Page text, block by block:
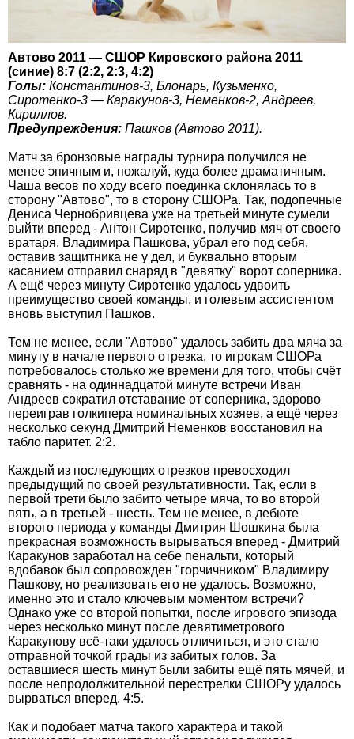
Автово 2011 — СШОР Кировского района 2011
(синие) 8:7 (2:2, 2:3, 4:2)
Голы: Константинов-3, Блонарь, Кузьменко,
Сиротенко-3 — Каракунов-3, Неменков-2, Андреев,
Кириллов.
Предупреждения: Пашков (Автово 2011).
Матч за бронзовые награды турнира получился не
менее эпичным и, пожалуй, куда более драматичным.
Чаша весов по ходу всего поединка склонялась то в
сторону "Автово", то в сторону СШОРа. Так, подопечные
Дениса Чернобривцева уже на третьей минуте сумели
выйти вперед - Антон Сиротенко, получив мяч от своего
вратаря, Владимира Пашкова, убрал его под себя,
оставив защитника не у дел, и буквально вторым
касанием отправил снаряд в "девятку" ворот соперника.
А ещё через минуту Сиротенко удалось удвоить
преимущество своей команды, и голевым ассистентом
вновь выступил Пашков.
Тем не менее, если "Автово" удалось забить два мяча за
минуту в начале первого отрезка, то игрокам СШОРа
потребовалось столько же времени для того, чтобы счёт
сравнять - на одиннадцатой минуте встречи Иван
Андреев сократил отставание от соперника, здорово
переиграв голкипера номинальных хозяев, а ещё через
несколько секунд Дмитрий Неменков восстановил на
табло паритет. 2:2.
Каждый из последующих отрезков превосходил
предыдущий по своей результативности. Так, если в
первой трети было забито четыре мяча, то во второй
пять, а в третьей - шесть. Тем не менее, в дебюте
второго периода у команды Дмитрия Шошкина была
прекрасная возможность вырываться вперед - Дмитрий
Каракунов заработал на себе пенальти, который
вдобавок был сопровожден "горчичником" Владимиру
Пашкову, но реализовать его не удалось. Возможно,
именно это и стало ключевым моментом встречи?
Однако уже со второй попытки, после игрового эпизода
через несколько минут после девятиметрового
Каракунову всё-таки удалось отличиться, и это стало
отправной точкой грады из забитых голов. За
оставшиеся шесть минут были забиты ещё пять мячей, и
после непродолжительной перестрелки СШОРу удалось
вырваться вперед. 4:5.
Как и подобает матча такого характера и такой